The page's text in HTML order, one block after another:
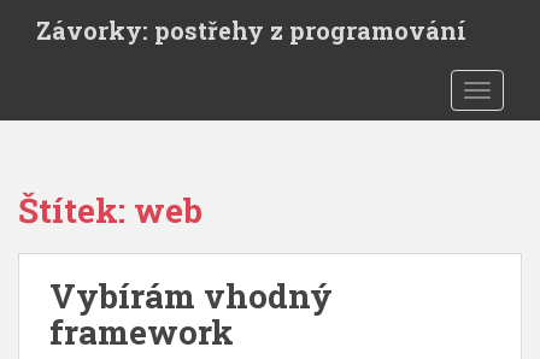
t
Závorky: postřehy z programování
Štítek: web
Vybírám vhodný
framework